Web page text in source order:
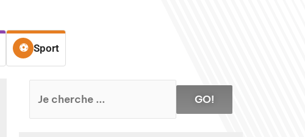
Sport
GO!